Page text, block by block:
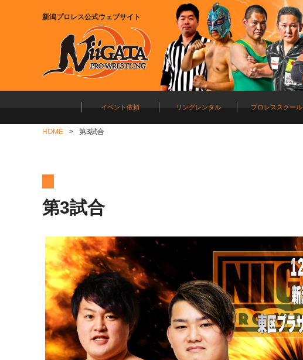
新潟プロレス公式ウェブサイト
イベント依頼 リングレンタル プロレススクール
HOME 第3試合
第3試合